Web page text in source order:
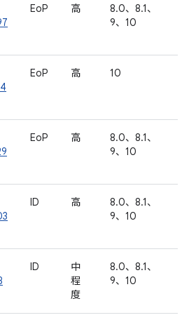
EoP 高
8.0、8.1、
9、10
EoP 高 10
EoP 高
8.0、8.1、
9、10
ID 高
8.0、8.1、
9、10
ID
中
程
度
8.0、8.1、
9、10